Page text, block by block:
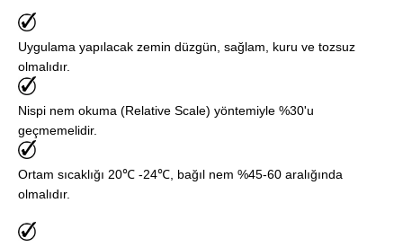
Uygulama yapılacak zemin düzgün, sağlam, kuru ve tozsuz
olmalıdır.
Nispi nem okuma (Relative Scale) yöntemiyle %30'u
geçmemelidir.
Ortam sıcaklığı 20℃ -24℃, bağıl nem %45-60 aralığında
olmalıdır.